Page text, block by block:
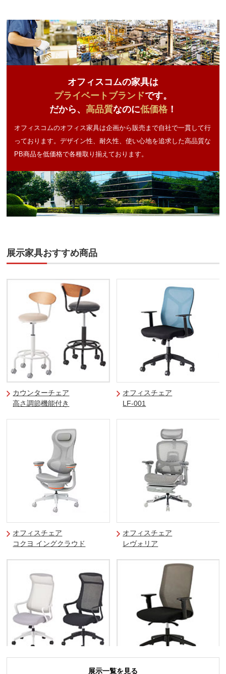
オフィスコムの家具は
プライベートブランドです。
だから、 高品質なのに低価格！
オフィスコムのオフィス家具は企画から販売まで自社で一貫して行
っております。デザイン性、耐久性、使い心地を追求した高品質な
PB商品を低価格で各種取り揃えております。
展示家具おすすめ商品
カウンターチェア
高さ調節機能付き
オフィスチェア
LF-001
オフィスチェア
コクヨ イングクラウド
オフィスチェア
レヴォリア
展示一覧を見る